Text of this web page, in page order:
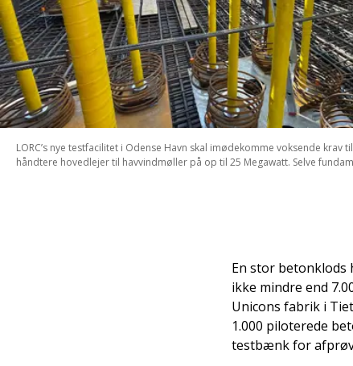
LORC’s nye testfacilitet i Odense Havn skal imødekomme voksende
håndtere hovedlejer til havvindmøller på op til 25 Megawatt. Selve
En stor betonklods
ikke mindre end
Unicons fabrik i
1.000 piloterede
testbænk for